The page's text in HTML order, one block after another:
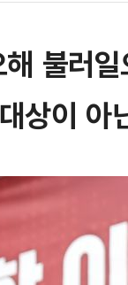
불러
상이 아